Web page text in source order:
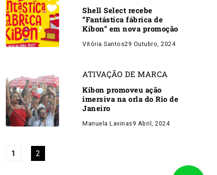
Shell Select recebe
“Fantástica fábrica de
Kibon” em nova promoção
Vitória Santos29 Outubro, 2024
ATIVAÇÃO DE MARCA
Kibon promoveu ação
imersiva na orla do Rio de
Janeiro
Manuela Lavinas 9 Abril, 2024
1 2